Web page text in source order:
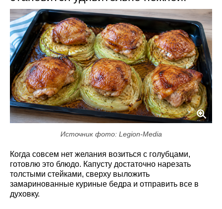
Источник фото: Legion-Media
Когда совсем нет желания возиться с голубцами,
готовлю это блюдо. Капусту достаточно нарезать
толстыми стейками, сверху выложить
замаринованные куриные бедра и отправить все в
духовку.